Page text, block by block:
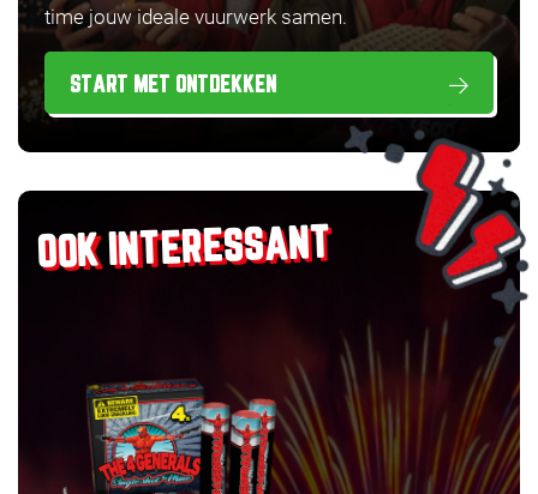
time jouw ideale vuurwerk samen.
START MET ONTDEKKEN
OOK INTERESSANT